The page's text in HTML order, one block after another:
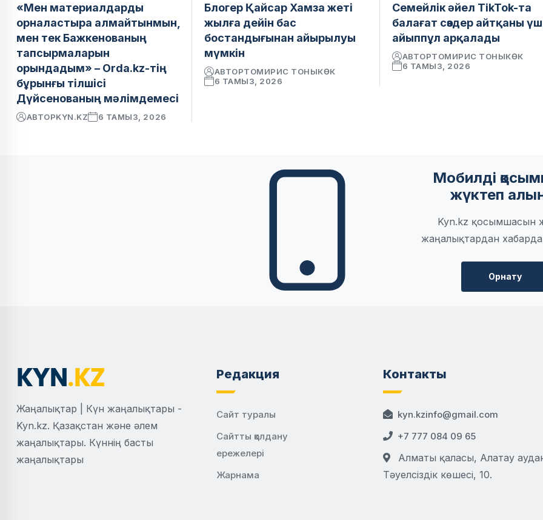
«Мен материалдарды
орналастыра алмайтынмын,
мен тек Бажкенованың
тапсырмаларын
орындадым» – Orda.kz-тің
бұрынғы тілшісі
Дүйсенованың мәлімдемесі
АВТОРKYN.KZ 6 ТАМЫЗ, 2026
Блогер Қайсар Хамза жеті
жылға дейін бас
бостандығынан айырылуы
мүмкін
АВТОРТОМИРИС ТОНЫКӨК
6 ТАМЫЗ, 2026
Семейлік әйел TikTok-та
балағат сөздер айтқаны
айыппұл арқалады
АВТОРТОМИРИС ТОНЫКӨК
6 ТАМЫЗ, 2026
Мобилді
жүктеп
Kyn.kz қосымшасын
жаңалықтардан
Орнату
Жаңалықтар | Күн жаңалықтары -
Kyn.kz. Қазақстан және әлем
жаңалықтары. Күннің басты
жаңалықтары
Редакция
Сайт туралы
Сайтты қолдану
ережелері
Жарнама
Контакты
kyn.kzinfo@gmail.com
+7 777 084 09 65
Алматы қаласы, Алатау
Тәуелсіздік көшесі, 10.